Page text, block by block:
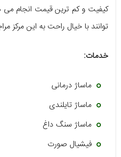
کیفیت و کم ترین قیمت انجام
توانند با خیال راحت به این مرکز
خدمات:
ماساژ درمانی
ماساژ تایلندی
ماساژ سنگ داغ
فیشیال صورت